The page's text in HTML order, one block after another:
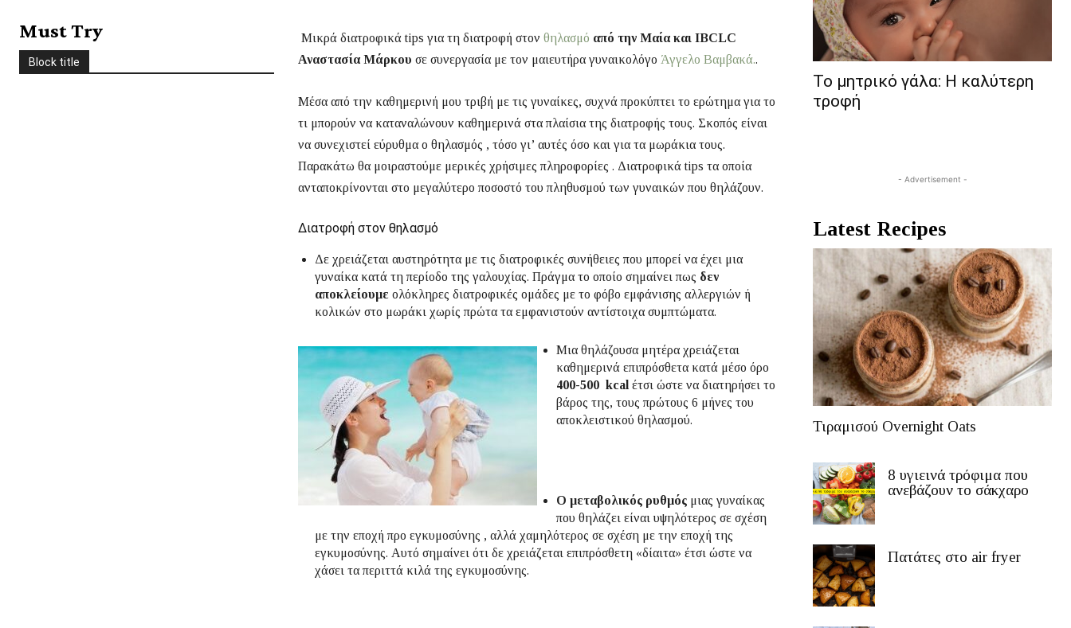
Must Try
Block title
Μικρά διατροφικά tips για τη διατροφή στον θηλασμό από την Μαία και IBCLC
Αναστασία Μάρκου σε συνεργασία με τον μαιευτήρα γυναικολόγο Άγγελο Βαμβακά..
Μέσα από την καθημερινή μου τριβή με τις γυναίκες, συχνά προκύπτει το ερώτημα για το
τι μπορούν να καταναλώνουν καθημερινά στα πλαίσια της διατροφής τους. Σκοπός είναι
να συνεχιστεί εύρυθμα ο θηλασμός , τόσο γι’ αυτές όσο και για τα μωράκια τους.
Παρακάτω θα μοιραστούμε μερικές χρήσιμες πληροφορίες . Διατροφικά tips τα οποία
ανταποκρίνονται στο μεγαλύτερο ποσοστό του πληθυσμού των γυναικών που θηλάζουν.
Διατροφή στον θηλασμό
Δε χρειάζεται αυστηρότητα με τις διατροφικές συνήθειες που μπορεί να έχει μια
γυναίκα κατά τη περίοδο της γαλουχίας. Πράγμα το οποίο σημαίνει πως δεν
αποκλείουμε ολόκληρες διατροφικές ομάδες με το φόβο εμφάνισης αλλεργιών ή
κολικών στο μωράκι χωρίς πρώτα τα εμφανιστούν αντίστοιχα συμπτώματα.
Μια θηλάζουσα μητέρα χρειάζεται
καθημερινά επιπρόσθετα κατά μέσο όρο
400-500 kcal έτσι ώστε να διατηρήσει το
βάρος της, τους πρώτους 6 μήνες του
αποκλειστικού θηλασμού.
Ο μεταβολικός ρυθμός μιας γυναίκας
που θηλάζει είναι υψηλότερος σε σχέση
με την εποχή προ εγκυμοσύνης , αλλά χαμηλότερος σε σχέση με την εποχή της
εγκυμοσύνης. Αυτό σημαίνει ότι δε χρειάζεται επιπρόσθετη «δίαιτα» έτσι ώστε να
χάσει τα περιττά κιλά της εγκυμοσύνης.
Το μητρικό γάλα: Η καλύτερη
τροφή
- Advertisement -
Latest Recipes
Τιραμισού Overnight Oats
8 υγιεινά τρόφιμα που
ανεβάζουν το σάκχαρο
Πατάτες στο air fryer